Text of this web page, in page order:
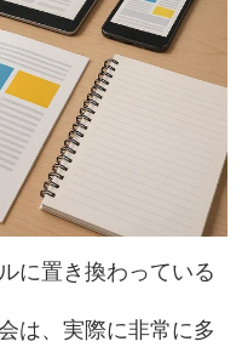
に置き換わっている
は、実際に非常に多